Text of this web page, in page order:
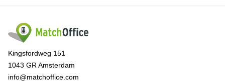
Kingsfordweg 151
1043 GR Amsterdam
info@matchoffice.com